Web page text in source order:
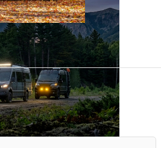
avec certaines
fonctionne en toute
autorisé. Inutile de faire un